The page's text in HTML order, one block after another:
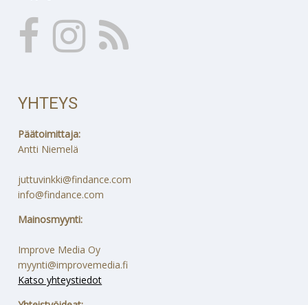
YHTEYS
Päätoimittaja:
Antti Niemelä
juttuvinkki@findance.com
info@findance.com
Mainosmyynti:
Improve Media Oy
myynti@improvemedia.fi
Katso yhteystiedot